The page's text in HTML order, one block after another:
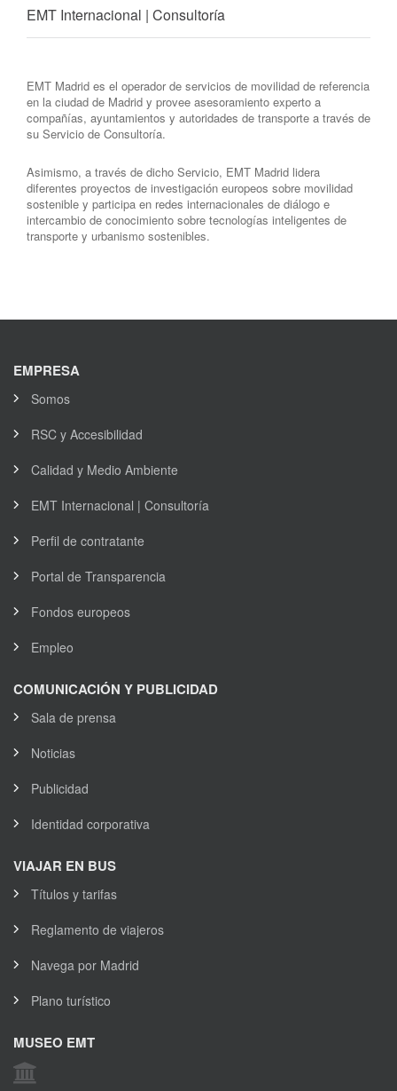
EMT Internacional | Consultoría
EMT Madrid es el operador de servicios de movilidad de referencia
en la ciudad de Madrid y provee asesoramiento experto a
compañías, ayuntamientos y autoridades de transporte a través de
su Servicio de Consultoría.
Asimismo, a través de dicho Servicio, EMT Madrid lidera
diferentes proyectos de investigación europeos sobre movilidad
sostenible y participa en redes internacionales de diálogo e
intercambio de conocimiento sobre tecnologías inteligentes de
transporte y urbanismo sostenibles.
EMPRESA
Somos
RSC y Accesibilidad
Calidad y Medio Ambiente
EMT Internacional | Consultoría
Perfil de contratante
Portal de Transparencia
Fondos europeos
Empleo
COMUNICACIÓN Y PUBLICIDAD
Sala de prensa
Noticias
Publicidad
Identidad corporativa
VIAJAR EN BUS
Títulos y tarifas
Reglamento de viajeros
Navega por Madrid
Plano turístico
MUSEO EMT